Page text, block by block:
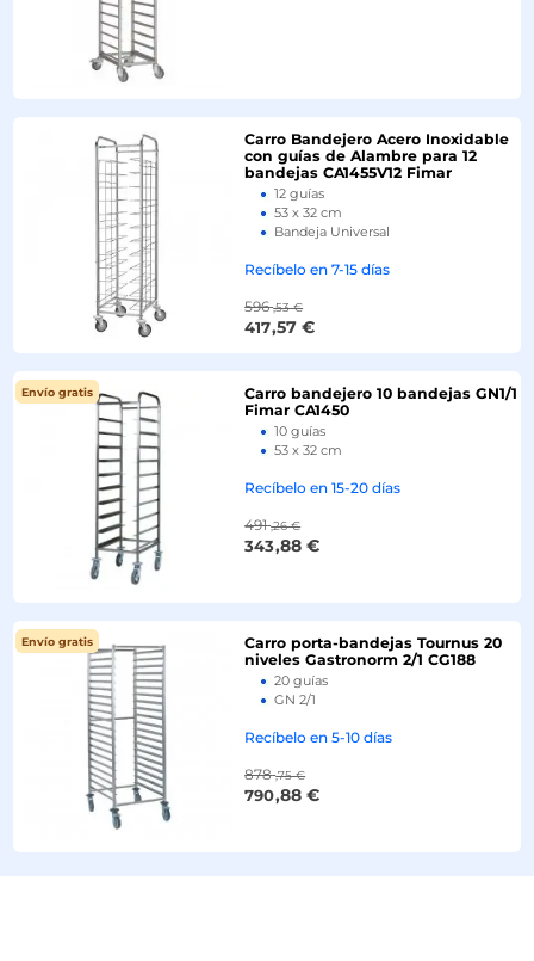
Carro Bandejero Acero Inoxidable
con guías de Alambre para 12
bandejas CA1455V12 Fimar
12 guías
53 x 32 cm
Bandeja Universal
Recíbelo en 7-15 días
596 ,53 €
417,57 €
Envío gratis
Envío gratis
Carro bandejero 10 bandejas GN1/1
Fimar CA1450
10 guías
53 x 32 cm
Recíbelo en 15-20 días
491 ,26 €
343,88 €
-30%
Envío gratis
Envío gratis
Carro porta-bandejas Tournus 20
niveles Gastronorm 2/1 CG188
20 guías
GN 2/1
Recíbelo en 5-10 días
878 ,75 €
790,88 €